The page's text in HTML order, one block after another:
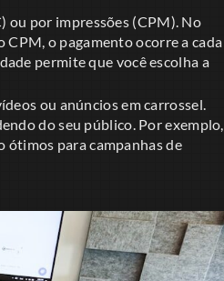
ou por impressões (CPM). No
CPM, o pagamento ocorre a cada
permite que você escolha a
ou anúncios em carrossel.
do seu público. Por exemplo,
ótimos para campanhas de